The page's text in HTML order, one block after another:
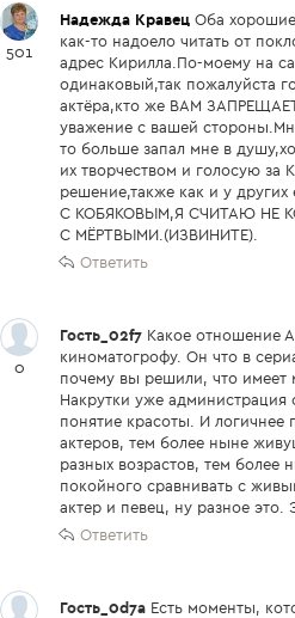
501
Надежда Кравец Оба
как-то надоело читать от
адрес Кирилла.По-моему на
одинаковый,так пожалуйста
актёра,кто же ВАМ
уважение с вашей
то больше запал мне в
их творчеством и голосую за
решение,также как и у
С КОБЯКОВЫМ,Я СЧИТАЮ НЕ
С МЁРТВЫМИ.(ИЗВИНИТЕ).
Ответить
0
Гость_02f7 Какое отношение
киноматогрофу. Он что в
почему вы решили, что имеет
Накрутки уже администрация
понятие красоты. И логичнее
актеров, тем более ныне
разных возрастов, тем более
покойного сравнивать с
актер и певец, ну разное это.
Ответить
Гость_0d7a Есть моменты,